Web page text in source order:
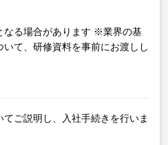
る場合があります ※業界の基
て、研修資料を事前にお渡しし
ご説明し、入社手続きを行いま